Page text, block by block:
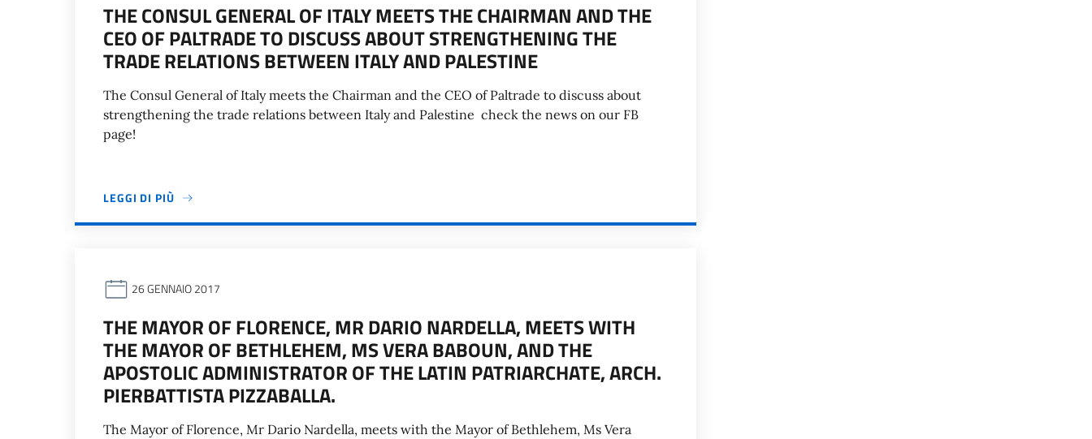
THE CONSUL GENERAL OF ITALY MEETS THE CHAIRMAN AND THE
CEO OF PALTRADE TO DISCUSS ABOUT STRENGTHENING THE
TRADE RELATIONS BETWEEN ITALY AND PALESTINE
The Consul General of Italy meets the Chairman and the CEO of Paltrade to discuss about
strengthening the trade relations between Italy and Palestine check the news on our FB
page!
LEGGI DI PIÙ
26 GENNAIO 2017
THE MAYOR OF FLORENCE, MR DARIO NARDELLA, MEETS WITH
THE MAYOR OF BETHLEHEM, MS VERA BABOUN, AND THE
APOSTOLIC ADMINISTRATOR OF THE LATIN PATRIARCHATE, ARCH.
PIERBATTISTA PIZZABALLA.
The Mayor of Florence, Mr Dario Nardella, meets with the Mayor of Bethlehem, Ms Vera